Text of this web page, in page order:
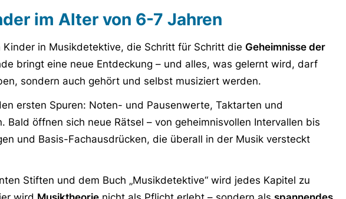
im Alter von 6-7 Jahren
Kinder in Musikdetektive, die Schritt für Schritt die Geheimnisse der
bringt eine neue Entdeckung – und alles, was gelernt wird, darf
sondern auch gehört und selbst musiziert werden.
ersten Spuren: Noten- und Pausenwerte, Taktarten und
Bald öffnen sich neue Rätsel – von geheimnisvollen Intervallen bis
und Basis-Fachausdrücken, die überall in der Musik versteckt
Stiften und dem Buch „Musikdetektive“ wird jedes Kapitel zu